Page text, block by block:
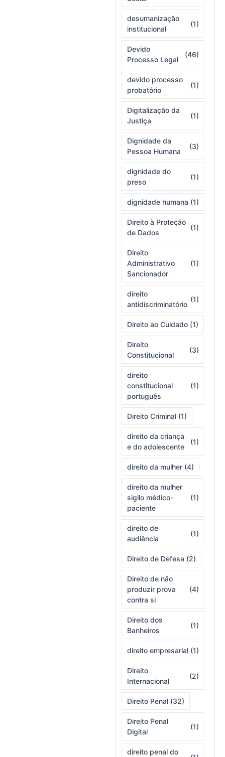
desumanização
institucional
(1)
Devido
Processo Legal
(46)
devido processo
probatório
(1)
Digitalização da
Justiça
(1)
Dignidade da
Pessoa Humana
(3)
dignidade do
preso
(1)
dignidade humana (1)
Direito à Proteção
de Dados
(1)
Direito
Administrativo
Sancionador
(1)
direito
antidiscriminatório
(1)
Direito ao Cuidado (1)
Direito
Constitucional
(3)
direito
constitucional
português
(1)
Direito Criminal (1)
direito da criança
e do adolescente
(1)
direito da mulher (4)
direito da mulher
sigilo médico-
paciente
(1)
direito de
audiência
(1)
Direito de Defesa (2)
Direito de não
produzir prova
contra si
(4)
Direito dos
Banheiros
(1)
direito empresarial (1)
Direito
Internacional
(2)
Direito Penal (32)
Direito Penal
Digital
(1)
direito penal do